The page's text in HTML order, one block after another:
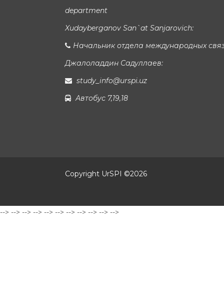
department
Xudayberganov San`at Sanjarovich:
Начальник отдела международных
Джалоладдин Садуллаев:
study_info@urspi.uz
Автобус 7,19,18
Copyright UrSPI ©2026
--> --> --> --> --> --> --> --> --> --> -->